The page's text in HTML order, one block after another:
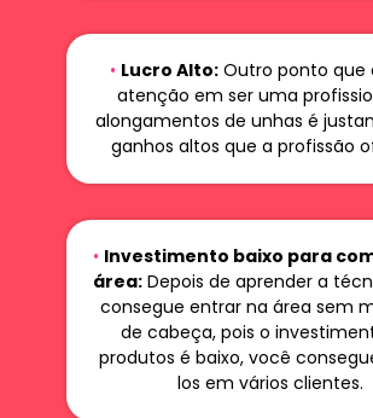
• Lucro Alto:Outro ponto que
atenção em ser uma
alongamentos de unhas é
ganhos altos que a profissão
• Investimento baixo para
área:Depois de aprender a
consegue entrar na área sem
de cabeça, pois o
produtos é baixo, você
los em vários clientes.